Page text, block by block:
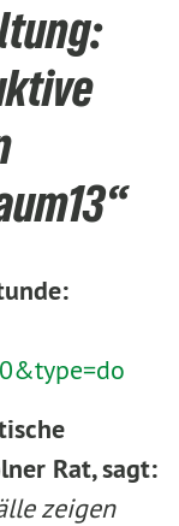
Rat, sagt:
zeigen